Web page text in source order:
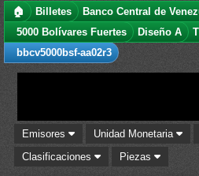
🏠 Billetes Banco Central de
5000 Bolívares Fuertes
Diseño A
bbcv5000bsf-aa02r3
Emisores Unidad Monetaria
Clasificaciones
Piezas